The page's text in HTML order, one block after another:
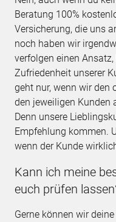
Beratung 100%
Versicherung, die uns
noch haben wir
verfolgen einen
Zufriedenheit unserer
geht nur, wenn wir den
den jeweiligen Kunden
Denn unsere
Empfehlung kommen.
wenn der Kunde
Kann ich meine
euch prüfen
Gerne können wir